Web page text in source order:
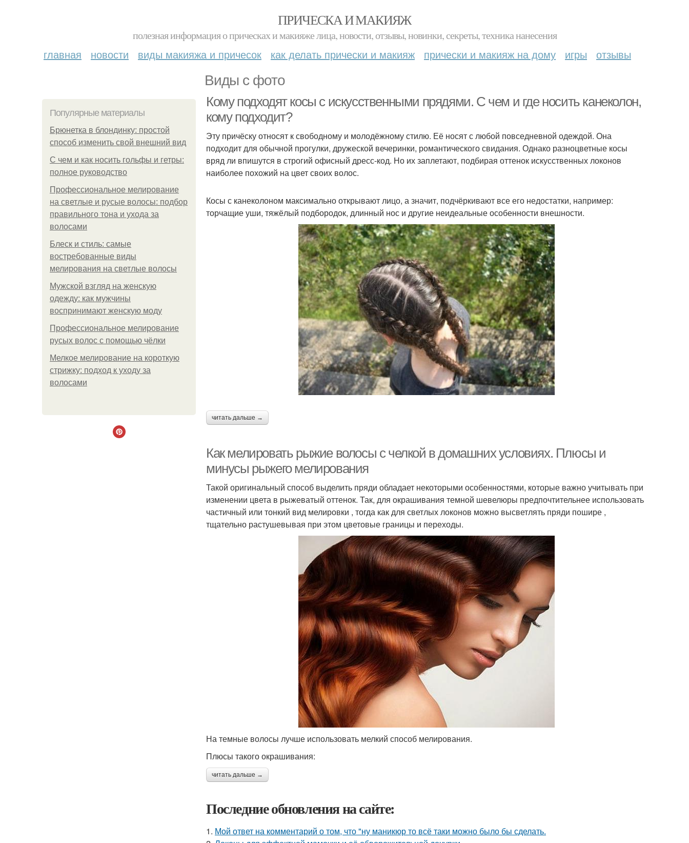
ПРИЧЕСКА И МАКИЯЖ
полезная информация о прическах и макияже лица, новости, отзывы, новинки, секреты, техника нанесения
главная новости виды макияжа и причесок как делать прически и макияж прически и макияж на дому игры отзывы
Виды с фото
Популярные материалы
Брюнетка в блондинку: простой
способ изменить свой внешний вид
С чем и как носить гольфы и гетры:
полное руководство
Профессиональное мелирование
на светлые и русые волосы: подбор
правильного тона и ухода за
волосами
Блеск и стиль: самые
востребованные виды
мелирования на светлые волосы
Мужской взгляд на женскую
одежду: как мужчины
воспринимают женскую моду
Профессиональное мелирование
русых волос с помощью чёлки
Мелкое мелирование на короткую
стрижку: подход к уходу за
волосами
Кому подходят косы с искусственными прядями. С чем и где носить канеколон,
кому подходит?
Эту причёску относят к свободному и молодёжному стилю. Её носят с любой повседневной одеждой. Она
подходит для обычной прогулки, дружеской вечеринки, романтического свидания. Однако разноцветные косы
вряд ли впишутся в строгий офисный дресс-код. Но их заплетают, подбирая оттенок искусственных локонов
наиболее похожий на цвет своих волос.
Косы с канеколоном максимально открывают лицо, а значит, подчёркивают все его недостатки, например:
торчащие уши, тяжёлый подбородок, длинный нос и другие неидеальные особенности внешности.
читать дальше →
Как мелировать рыжие волосы с челкой в домашних условиях. Плюсы и
минусы рыжего мелирования
Такой оригинальный способ выделить пряди обладает некоторыми особенностями, которые важно учитывать при
изменении цвета в рыжеватый оттенок. Так, для окрашивания темной шевелюры предпочтительнее использовать
частичный или тонкий вид мелировки , тогда как для светлых локонов можно высветлять пряди пошире ,
тщательно растушевывая при этом цветовые границы и переходы.
На темные волосы лучше использовать мелкий способ мелирования.
Плюсы такого окрашивания:
читать дальше →
Последние обновления на сайте:
1. Мой ответ на комментарий о том, что "ну маникюр то всё таки можно было бы сделать.